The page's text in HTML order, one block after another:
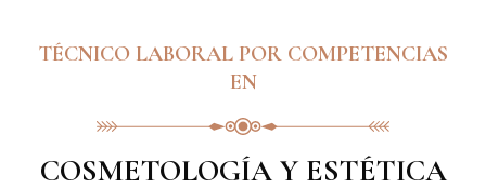
TÉCNICO LABORAL POR COMPETENCIAS
EN
COSMETOLOGÍA Y ESTÉTICA